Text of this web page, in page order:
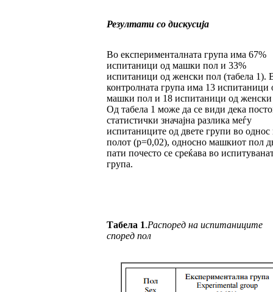
Резултати со дискусија
Во експерименталната група има 67%
испитаници од машки пол и 33%
испитаници од женски пол (табела 1).
контролната група има 13 испитаници
машки пол и 18 испитаници од
Од табела 1 може да се види дека
статистички значајна разлика меѓу
испитаниците од двете групи во однос
полот (р=0,02), односно машкиот пол
пати почесто се среќава во
група.
Табела 1.Распоред на испитаниците
според пол